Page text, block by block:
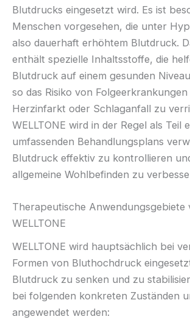
Blutdrucks eingesetzt wird. Es ist
Menschen vorgesehen, die unter
also dauerhaft erhöhtem Blutdruck.
enthält spezielle Inhaltsstoffe, die
Blutdruck auf einem gesunden
so das Risiko von Folgeerkrankungen
Herzinfarkt oder Schlaganfall zu
WELLTONE wird in der Regel als Teil
umfassenden Behandlungsplans
Blutdruck effektiv zu kontrollieren
allgemeine Wohlbefinden zu
Therapeutische Anwendungsgebiete
WELLTONE
WELLTONE wird hauptsächlich bei
Formen von Bluthochdruck
Blutdruck zu senken und zu
bei folgenden konkreten Zuständen
angewendet werden: